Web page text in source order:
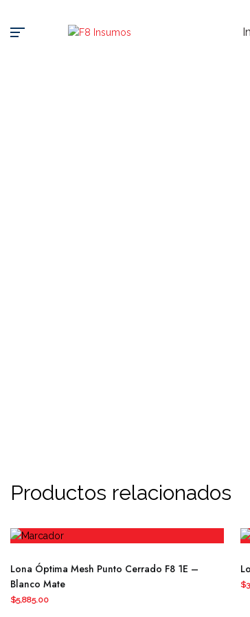
Productos relacionados
Lona Óptima Mesh Punto Cerrado F8 1E –
Blanco Mate
$5,885.00
$